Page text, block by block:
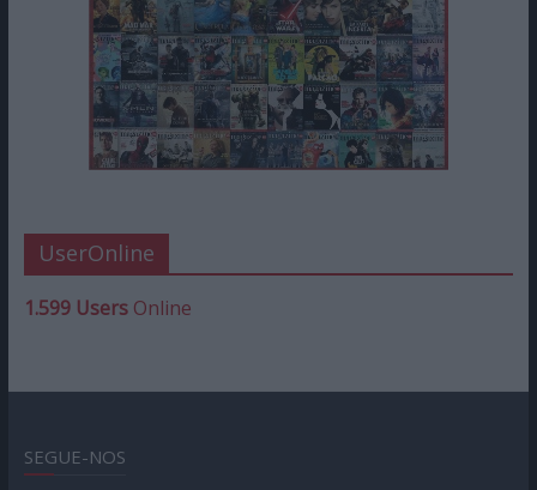
Ed. ESPECIAL 10º ANIVERSÁRIO